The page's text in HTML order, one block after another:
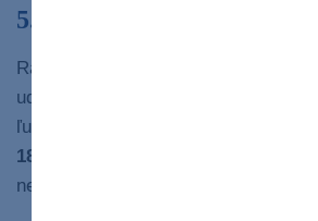
5. Schudnete
Rastlinná strava vám môže pomôcť
udržiavaní hmotnosti. Niekoľko štúdií
ľudia, ktorí dodržiavali vegetariánsku
18 týždňov
nevegetariánsku stravu.